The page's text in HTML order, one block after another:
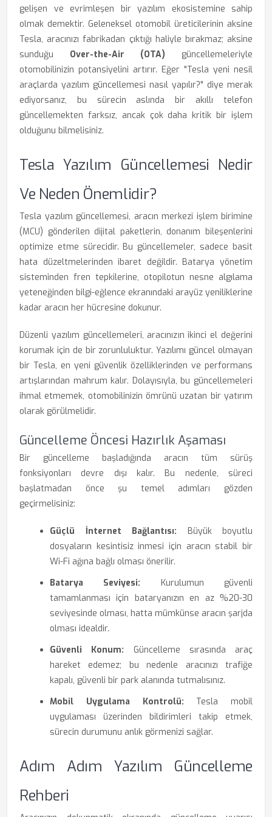
gelişen ve evrimleşen bir yazılım ekosistemine sahip
olmak demektir. Geleneksel otomobil üreticilerinin aksine
Tesla, aracınızı fabrikadan çıktığı haliyle bırakmaz; aksine
sunduğu Over-the-Air (OTA) güncellemeleriyle
otomobilinizin potansiyelini artırır. Eğer "Tesla yeni nesil
araçlarda yazılım güncellemesi nasıl yapılır?" diye merak
ediyorsanız, bu sürecin aslında bir akıllı telefon
güncellemekten farksız, ancak çok daha kritik bir işlem
olduğunu bilmelisiniz.
Tesla Yazılım Güncellemesi Nedir
Ve Neden Önemlidir?
Tesla yazılım güncellemesi, aracın merkezi işlem birimine
(MCU) gönderilen dijital paketlerin, donanım bileşenlerini
optimize etme sürecidir. Bu güncellemeler, sadece basit
hata düzeltmelerinden ibaret değildir. Batarya yönetim
sisteminden fren tepkilerine, otopilotun nesne algılama
yeteneğinden bilgi-eğlence ekranındaki arayüz yeniliklerine
kadar aracın her hücresine dokunur.
Düzenli yazılım güncellemeleri, aracınızın ikinci el değerini
korumak için de bir zorunluluktur. Yazılımı güncel olmayan
bir Tesla, en yeni güvenlik özelliklerinden ve performans
artışlarından mahrum kalır. Dolayısıyla, bu güncellemeleri
ihmal etmemek, otomobilinizin ömrünü uzatan bir yatırım
olarak görülmelidir.
Güncelleme Öncesi Hazırlık Aşaması
Bir güncelleme başladığında aracın tüm sürüş
fonksiyonları devre dışı kalır. Bu nedenle, süreci
başlatmadan önce şu temel adımları gözden
geçirmelisiniz:
Güçlü İnternet Bağlantısı: Büyük boyutlu
dosyaların kesintisiz inmesi için aracın stabil bir
Wi-Fi ağına bağlı olması önerilir.
Batarya Seviyesi: Kurulumun güvenli
tamamlanması için bataryanızın en az %20-30
seviyesinde olması, hatta mümkünse aracın şarjda
olması idealdir.
Güvenli Konum: Güncelleme sırasında araç
hareket edemez; bu nedenle aracınızı trafiğe
kapalı, güvenli bir park alanında tutmalısınız.
Mobil Uygulama Kontrolü: Tesla mobil
uygulaması üzerinden bildirimleri takip etmek,
sürecin durumunu anlık görmenizi sağlar.
Adım Adım Yazılım Güncelleme
Rehberi